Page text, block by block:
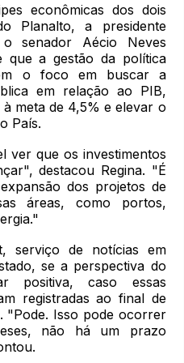
econômicas dos dois
Planalto, a presidente
senador Aécio Neves
que a gestão da política
o foco em buscar a
em relação ao PIB,
meta de 4,5% e elevar o
País.
ver que os investimentos
destacou Regina. "É
dos projetos de
áreas, como portos,
serviço de notícias em
se a perspectiva do
positiva, caso essas
registradas ao final de
"Pode. Isso pode ocorrer
não há um prazo